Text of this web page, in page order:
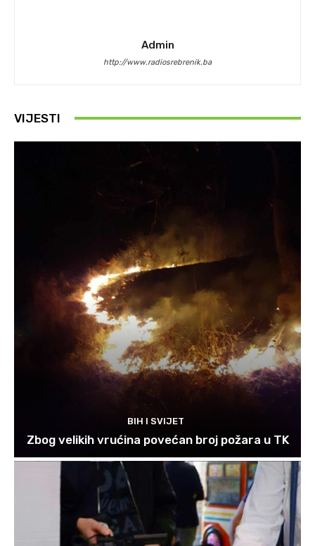
Admin
http://www.radiosrebrenik.ba
VIJESTI
BIH I SVIJET
Zbog velikih vrućina povećan broj požara u TK